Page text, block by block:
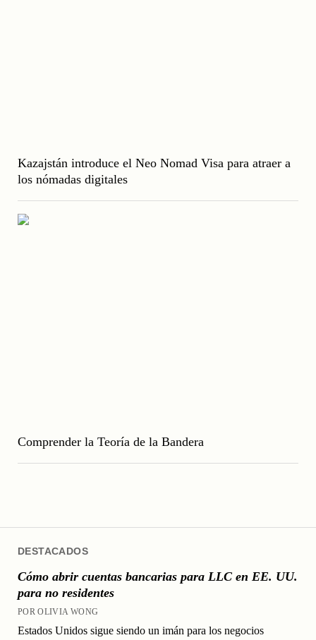
DESTACADOS
Cómo abrir cuentas bancarias para LLC en EE. UU.
para no residentes
POR OLIVIA WONG
Estados Unidos sigue siendo un imán para los negocios
Kazajstán introduce el Neo Nomad Visa para atraer a
los nómadas digitales
Comprender la Teoría de la Bandera